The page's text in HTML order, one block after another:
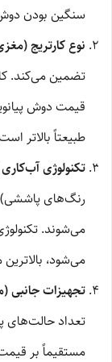
سنگین بودن
نوع کارتریج
تضمین می‌کند.
قیمت دوش
طبیعتاً بالاتر
تکنولوژی
رنگ‌های پاششی)
می‌شود،
تجهیزات جانبی
تعداد
مستقیماً بر